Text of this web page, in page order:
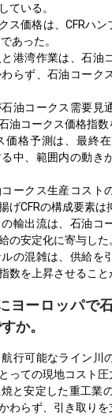
ている。
ス価格は、CFRハ
あった。
港湾作業は、石油
らず、石油コーク
油コークス需要見
油コークス価格指数
価格予測は、最終
中、範囲内の動き
ークス生産コスト
げCFRの構成要素は
輸出流は、石油コ
の安定化に寄与した
の混雑は、供給を
数を上昇させること
ヨーロッパで
か。
行可能なライン川
っての現地コスト圧
と安定した重工業
わらず、引き取りを